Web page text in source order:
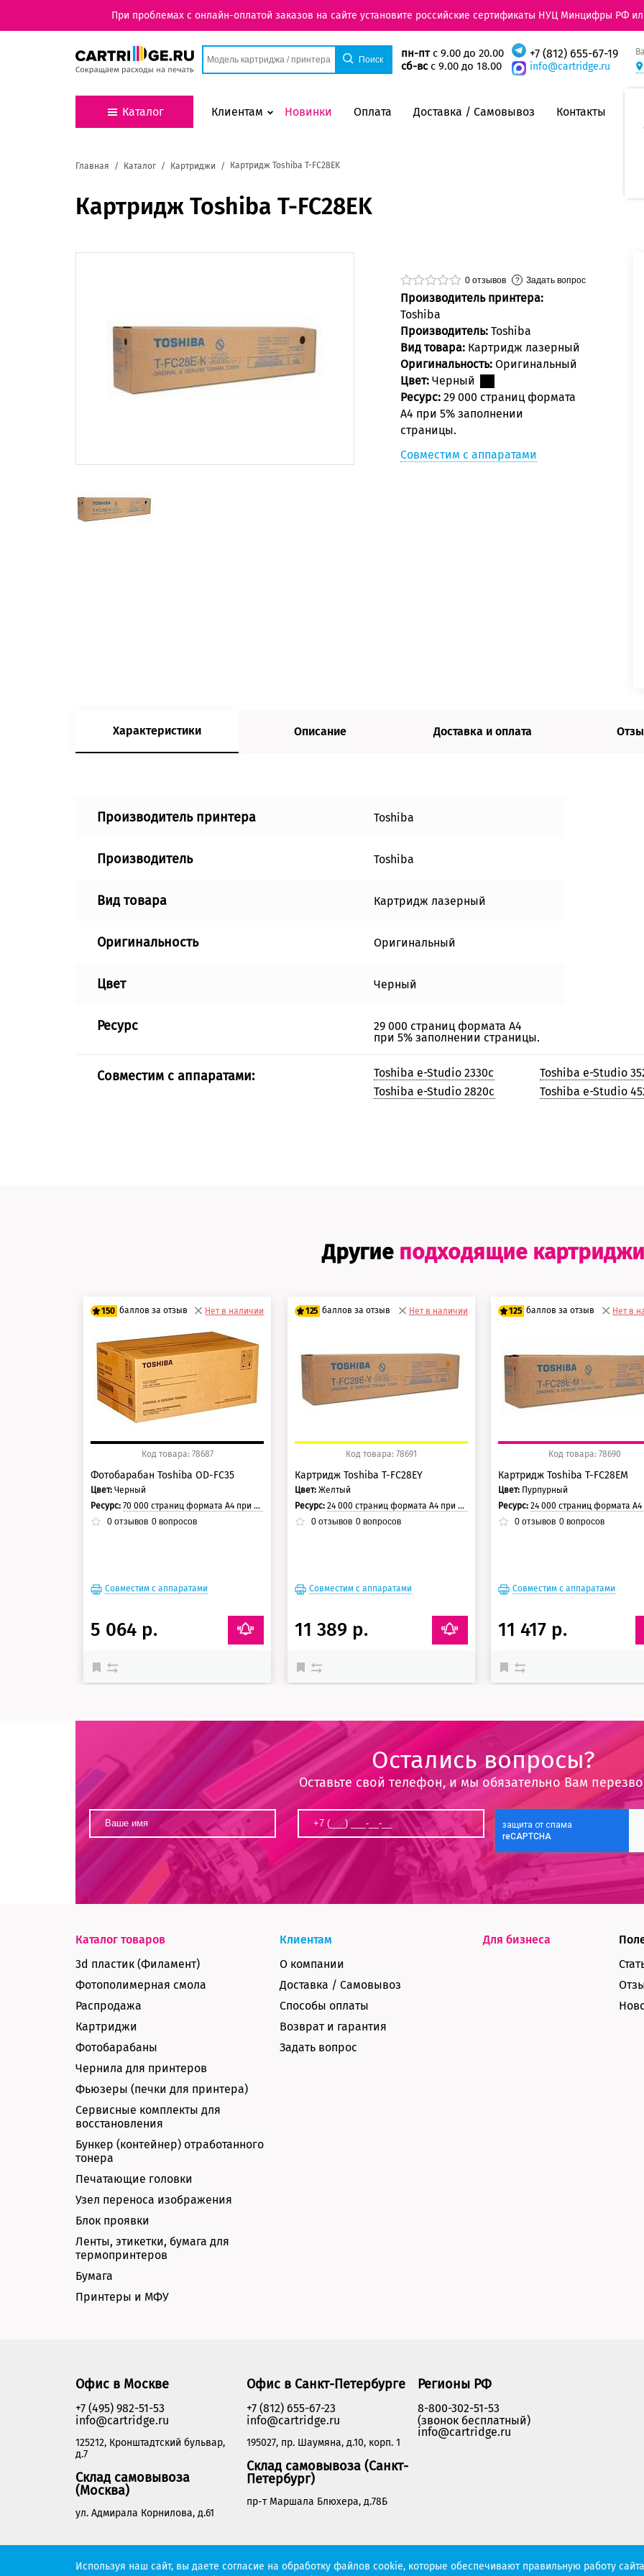
При проблемах с онлайн-оплатой заказов на сайте установите российские сертификаты НУЦ Минцифры РФ
пн-птс 9.00 до 20.00
сб-всс 9.00 до 18.00
+7 (812) 655-67-19
info@cartridge.ru
Каталог Клиентам Новинки Оплата Доставка / Самовывоз Контакты
Главная Каталог Картриджи Картридж Toshiba T-FC28EK
Картридж Toshiba T-FC28EK
0 отзывов Задать вопрос
Производитель принтера:
Toshiba
Производитель: Toshiba
Вид товара: Картридж лазерный
Оригинальность: Оригинальный
Цвет: Черный
Ресурс: 29 000 страниц формата
А4 при 5% заполнении
страницы.
Совместим с аппаратами
Характеристики Описание Доставка и оплата
Производитель принтера Toshiba
Производитель Toshiba
Вид товара Картридж лазерный
Оригинальность Оригинальный
Цвет Черный
Ресурс
29 000 страниц формата А4
при 5% заполнении страницы.
Совместим с аппаратами:
Toshiba e-Studio 2330c
Toshiba e-Studio 2820c
Toshiba e-Studio
Toshiba e-Studio
Другие подходящие картриджи
150 баллов за отзыв
125 баллов
150 баллов
Нет в наличии
Код товара: 78687
Фотобарабан Toshiba OD-FC35
Цвет: Черный
Ресурс:70 000 страниц формата А4 при 5% заполнении страницы.
0 отзывов 0 вопросов
Совместим с аппаратами
5 064 р.
125 баллов за отзыв
125 баллов
Нет в наличии
Код товара: 78691
Картридж Toshiba T-FC28EY
Цвет: Желтый
Ресурс: 24 000 страниц формата А4 при 5% заполнении страницы.
0отзывов 0вопросов
Совместим с аппаратами
11 389 р.
125 баллов за отзыв
125 баллов
Нет в
Код товара: 78690
Картридж Toshiba T-FC28EM
Цвет: Пурпурный
Ресурс:24 000 страниц формата А4 при 5% заполнении
0 отзывов 0 вопросов
Совместим с аппаратами
11 417 р.
Остались вопросы?
Оставьте свой телефон, и мы обязательно Вам
Каталог товаров
3d пластик (Филамент)
Фотополимерная смола
Распродажа
Картриджи
Фотобарабаны
Чернила для принтеров
Фьюзеры (печки для принтера)
Сервисные комплекты для
восстановления
Бункер (контейнер) отработанного
тонера
Печатающие головки
Узел переноса изображения
Блок проявки
Ленты, этикетки, бумага для
термопринтеров
Бумага
Принтеры и МФУ
Клиентам
О компании
Доставка / Самовывоз
Способы оплаты
Возврат и гарантия
Задать вопрос
Для бизнеса
Офис в Москве
+7 (495) 982-51-53
info@cartridge.ru
125212, Кронштадтский бульвар,
д.7
Склад самовывоза
(Москва)
ул. Адмирала Корнилова, д.61
Офис в Санкт-Петербурге
+7 (812) 655-67-23
info@cartridge.ru
195027, пр. Шаумяна, д.10, корп. 1
Склад самовывоза (Санкт-
Петербург)
пр-т Маршала Блюхера, д.78Б
Регионы РФ
8-800-302-51-53
(звонок бесплатный)
info@cartridge.ru
Cartridge.ru 2012-2026. Все права защищены Политика конфиденциальности
Используя наш сайт, вы даете согласие на обработку файлов cookie, которые обеспечивают правильную работу